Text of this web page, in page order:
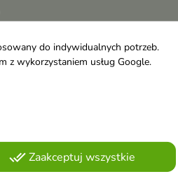
do indywidualnych potrzeb.
z wykorzystaniem usług Google.
done_allZaakceptuj wszystkie